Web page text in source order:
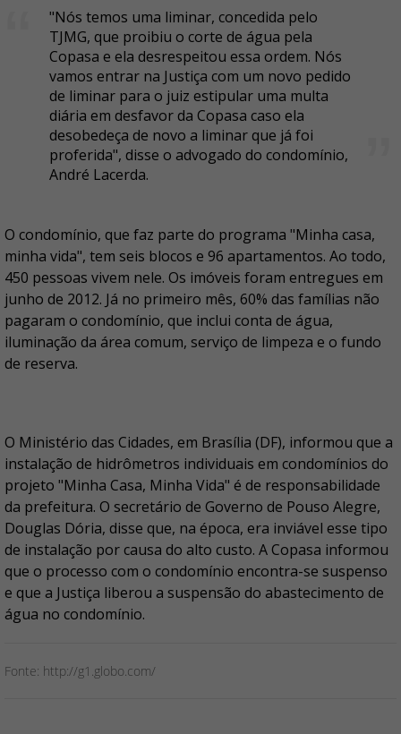
"Nós temos uma liminar, concedida pelo
TJMG, que proibiu o corte de água pela
Copasa e ela desrespeitou essa ordem. Nós
vamos entrar na Justiça com um novo pedido
de liminar para o juiz estipular uma multa
diária em desfavor da Copasa caso ela
desobedeça de novo a liminar que já foi
proferida", disse o advogado do condomínio,
André Lacerda.
O condomínio, que faz parte do programa "Minha casa,
minha vida", tem seis blocos e 96 apartamentos. Ao todo,
450 pessoas vivem nele. Os imóveis foram entregues em
junho de 2012. Já no primeiro mês, 60% das famílias não
pagaram o condomínio, que inclui conta de água,
iluminação da área comum, serviço de limpeza e o fundo
de reserva.
O Ministério das Cidades, em Brasília (DF), informou que a
instalação de hidrômetros individuais em condomínios do
projeto "Minha Casa, Minha Vida" é de responsabilidade
da prefeitura. O secretário de Governo de Pouso Alegre,
Douglas Dória, disse que, na época, era inviável esse tipo
de instalação por causa do alto custo. A Copasa informou
que o processo com o condomínio encontra-se suspenso
e que a Justiça liberou a suspensão do abastecimento de
água no condomínio.
Fonte: http://g1.globo.com/